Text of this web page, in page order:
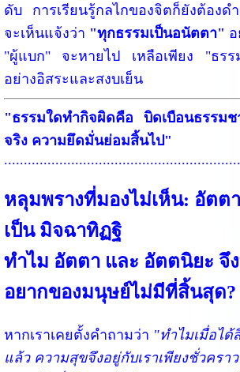
ดับ การเรียนรู้กลไกของจิตก็ยังต้องด
จะเห็นแจ้งว่า "ทุกธรรมเป็นอนัตตา"
"ผู้แบก" จะหายไป เหลือเพียง "ธร
อย่างอิสระและสงบเย็น
"ธรรมใดทำกิจผิดคือ บิดเบือนธรรม
จริง ความยึดมั่นย่อมสิ้นไป"
หลุมพรางที่มองไม่เห็น: อัตต
เป็น มิจฉาทิฏฐิ
ทำไม อัตตา และ อัตตนิยะ จึ
อยากของมนุษย์ไม่มีที่สิ้นสุด?
หากเราเคยตั้งคำถามว่า "ทำไมเมื่อได้
แล้ว ความสุขจึงอยู่กับเราเพียงชั่วคราว